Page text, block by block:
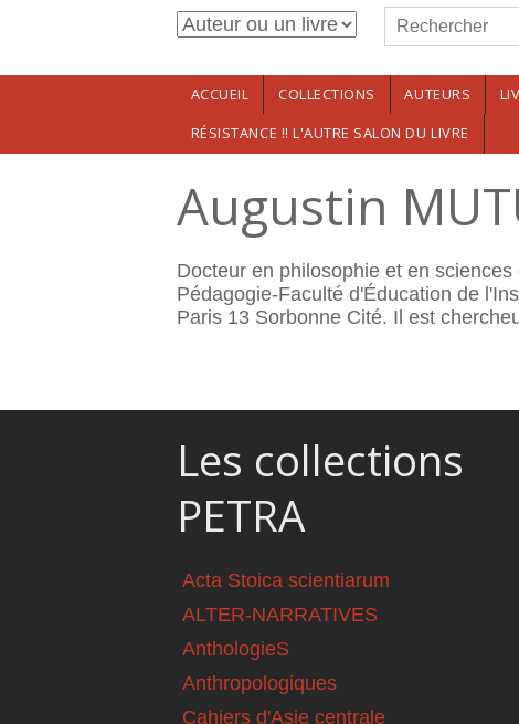
Aller au contenu principalFormulaire de
Rechercher
ACCUEIL COLLECTIONS AUTEURS
RÉSISTANCE !! L'AUTRE SALON DU LIVRE
Augustin
Docteur en philosophie et en
Pédagogie-Faculté d'Éducation de
Paris 13 Sorbonne Cité. Il est
Les collections
PETRA
Acta Stoica scientiarum
ALTER-NARRATIVES
AnthologieS
Anthropologiques
Cahiers d'Asie centrale